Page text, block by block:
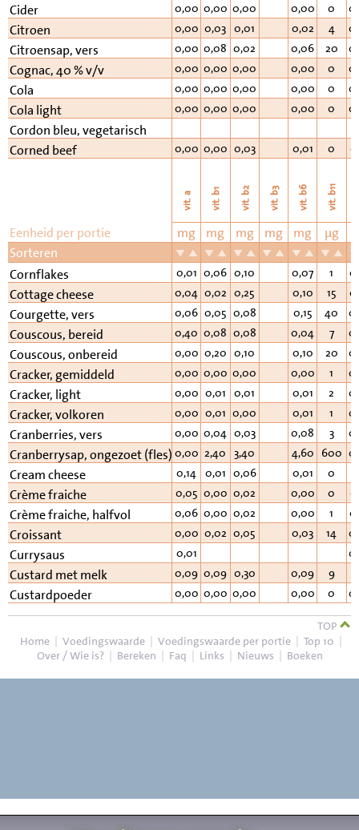
Cider 0,00 0,00 0,00 0,00 0
Citroen 0,00 0,03 0,01 0,02 4
Citroensap, vers 0,00 0,08 0,02 0,06 20
Cognac, 40 % v/v 0,00 0,00 0,00 0,00 0
Cola 0,00 0,00 0,00 0,00 0
Cola light 0,00 0,00 0,00 0,00 0
Cordon bleu, vegetarisch
Corned beef 0,00 0,00 0,03 0,01 0
vit. a vit. b1 vit. b2 vit. b3 vit. b6 vit. b11
Eenheid per portie mg mg mg mg mg µg
Sorteren
Cornflakes
0,01 0,06 0,10 0,07 1
Cottage cheese 0,04 0,02 0,25 0,10 15
Courgette, vers 0,06 0,05 0,08 0,15 40
Couscous, bereid 0,40 0,08 0,08 0,04 7
Couscous, onbereid 0,00 0,20 0,10 0,10 20
Cracker, gemiddeld 0,00 0,00 0,00 0,00 1
Cracker, light 0,00 0,01 0,01 0,01 2
Cracker, volkoren 0,00 0,01 0,00 0,01 1
Cranberries, vers 0,00 0,04 0,03 0,08 3
Cranberrysap, ongezoet (fles) 0,00 2,40 3,40 4,60 600
Cream cheese 0,14 0,01 0,06 0,01 0
Crème fraiche 0,05 0,00 0,02 0,00 0
Crème fraiche, halfvol 0,06 0,00 0,02 0,00 1
Croissant 0,00 0,02 0,05 0,03 14
Currysaus 0,01
Custard met melk 0,09 0,09 0,30 0,09 9
Custardpoeder 0,00 0,00 0,00 0,00 0
TOP
Home | Voedingswaarde | Voedingswaarde per portie | Top 10 |
Over / Wie is? | Bereken | Faq | Links | Nieuws | Boeken